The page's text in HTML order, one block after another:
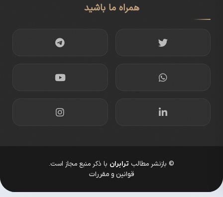
همراه ما باشید
© بازنشر مطالبترابرانبا ذکر منبع مجاز است.
قوانین و مقررات